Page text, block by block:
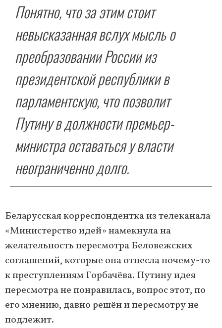
Понятно, что за этим стоит
невысказанная вслух мысль о
преобразовании России из
президентской республики в
парламентскую, что позволит
Путину в должности премьер-
министра оставаться у власти
неограниченно долго.
Беларусская корреспондентка из телеканала
«Министерство идей» намекнула на
желательность пересмотра Беловежских
соглашений, которые она отнесла почему-то
к преступлениям Горбачёва. Путину идея
пересмотра не понравилась, вопрос этот, по
его мнению, давно решён и пересмотру не
подлежит.